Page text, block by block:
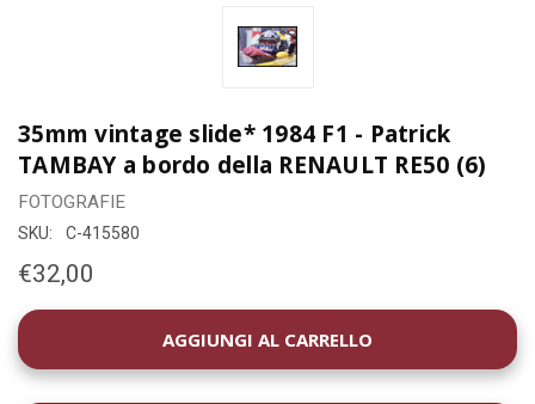
35mm vintage slide* 1984 F1 - Patrick
TAMBAY a bordo della RENAULT RE50 (6)
FOTOGRAFIE
SKU: C-415580
€32,00
DISPONIBILITÀ
ATTUALE: